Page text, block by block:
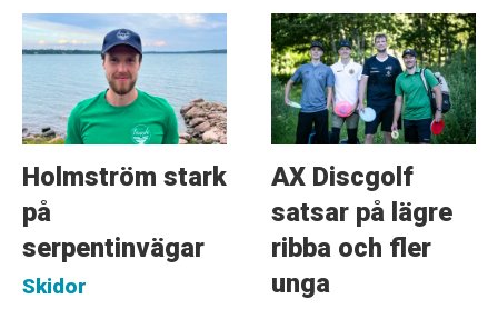
Holmström stark
på
serpentinvägar
Skidor
AX Discgolf
satsar på lägre
ribba och fler
unga